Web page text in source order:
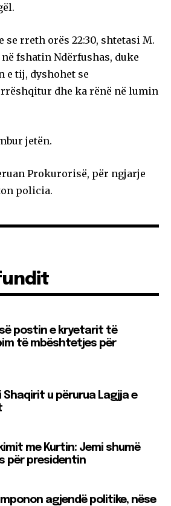
se rreth orës 22:30, shtetasi M.
në fshatin Ndërfushas, duke
e tij, dyshohet se
dhe ka rënë në lumin
jetën.
Prokurorisë, për ngjarje
policia.
së postin e kryetarit të
të mbështetjes për
Shaqirit u përurua Lagjja e
me Kurtin: Jemi shumë
për presidentin
agjendë politike, nëse